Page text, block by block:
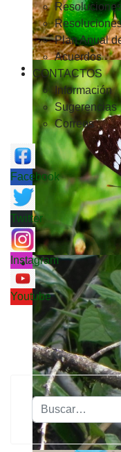
Plan Anual
Acuerdos
CONTACTOS
Información
Sugerencias
Correos
Facebook
Twitter
Instagram
Youtube
Buscar